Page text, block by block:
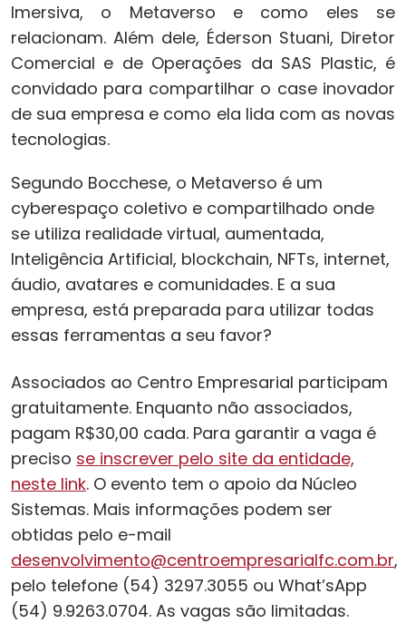
Imersiva, o Metaverso e como eles se
relacionam. Além dele, Éderson Stuani, Diretor
Comercial e de Operações da SAS Plastic, é
convidado para compartilhar o case inovador
de sua empresa e como ela lida com as novas
tecnologias.
Segundo Bocchese, o Metaverso é um
cyberespaço coletivo e compartilhado onde
se utiliza realidade virtual, aumentada,
Inteligência Artificial, blockchain, NFTs, internet,
áudio, avatares e comunidades. E a sua
empresa, está preparada para utilizar todas
essas ferramentas a seu favor?
Associados ao Centro Empresarial participam
gratuitamente. Enquanto não associados,
pagam R$30,00 cada. Para garantir a vaga é
preciso se inscrever pelo site da entidade,
neste link. O evento tem o apoio da Núcleo
Sistemas. Mais informações podem ser
obtidas pelo e-mail
desenvolvimento@centroempresarialfc.com.br,
pelo telefone (54) 3297.3055 ou What’sApp
(54) 9.9263.0704. As vagas são limitadas.